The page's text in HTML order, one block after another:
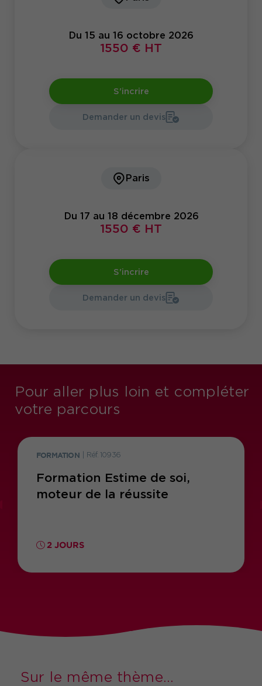
Du 15 au 16 octobre 2026
1550 € HT
S'incrire
Demander un devis
Paris
Du 17 au 18 décembre 2026
1550 € HT
S'incrire
Demander un devis
Pour aller plus loin et compléter
votre parcours
FORMATION Réf. 10936
Formation Estime de soi,
moteur de la réussite
2 JOURS
Sur le même thème...